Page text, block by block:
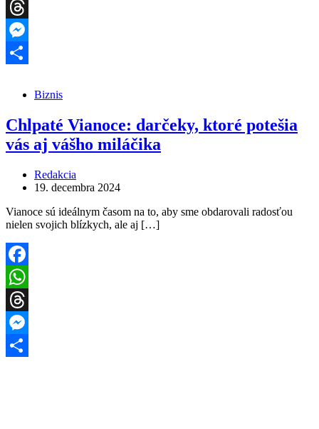
WhatsApp
Threads
Messenger
Biznis
Chlpaté Vianoce: darčeky, ktoré potešia
vás aj vášho miláčika
Redakcia
19. decembra 2024
Vianoce sú ideálnym časom na to, aby sme obdarovali radosťou
nielen svojich blízkych, ale aj […]
Facebook
WhatsApp
Threads
Messenger